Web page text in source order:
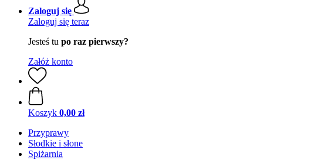
Zaloguj się
Zaloguj się teraz
Jesteś tu po raz pierwszy?
Załóż konto
Koszyk 0,00 zł
Przyprawy
Słodkie i słone
Spiżarnia